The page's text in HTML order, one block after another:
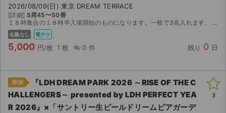
2026/08/09(日) 東京 DREAM TERRACE
[詳細] S席45〜50番
１８時集合の１８時半入場開始のものになります。一枚で3名入れます。 ログイン情報をお伝えし、入っていただきます。 購入前に一言お願いいたします。
名義なし 電チケ
5,000 円/枚 1 枚 0 件 残り 0 日
即決
『LDH DREAM PARK 2026 ～RISE OF THE C
HALLENGERS～ presented by LDH PERFECT YEA
R 2026』×「サントリー⽣ビールドリームビアガーデ
3